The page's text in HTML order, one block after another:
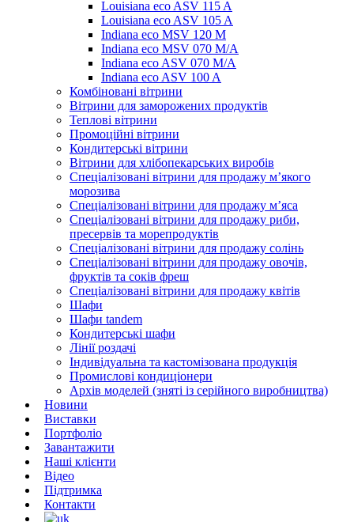
Louisiana eco ASV 115 A
Louisiana eco ASV 105 A
Indiana eco MSV 120 M
Indiana eco MSV 070 M/A
Indiana eco ASV 070 M/A
Indiana eco ASV 100 A
Комбіновані вітрини
Вітрини для заморожених продуктів
Теплові вітрини
Промоційні вітрини
Кондитерські вітрини
Вітрини для хлібопекарських виробів
Спеціалізовані вітрини для продажу м’якого
морозива
Спеціалізовані вітрини для продажу м’яса
Спеціалізовані вітрини для продажу риби,
пресервів та морепродуктів
Спеціалізовані вітрини для продажу солінь
Спеціалізовані вітрини для продажу овочів,
фруктів та соків фреш
Спеціалізовані вітрини для продажу квітів
Шафи
Шафи tandem
Кондитерські шафи
Лінії роздачі
Індивідуальна та кастомізована продукція
Промислові кондиціонери
Архів моделей (зняті із серійного виробництва)
Новини
Виставки
Портфоліо
Завантажити
Наші клієнти
Відео
Підтримка
Контакти